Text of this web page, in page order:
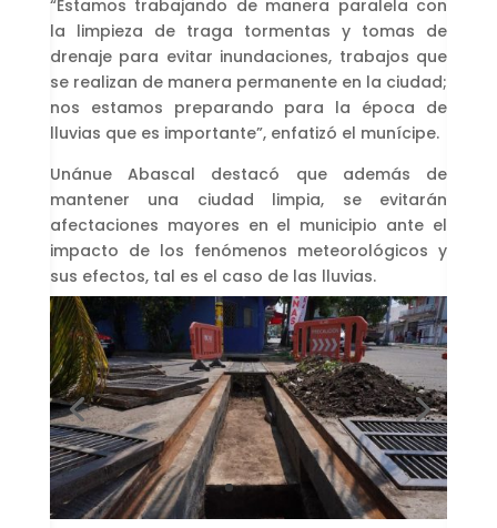
“Estamos trabajando de manera paralela con
la limpieza de traga tormentas y tomas de
drenaje para evitar inundaciones, trabajos que
se realizan de manera permanente en la ciudad;
nos estamos preparando para la época de
lluvias que es importante”, enfatizó el munícipe.
Unánue Abascal destacó que además de
mantener una ciudad limpia, se evitarán
afectaciones mayores en el municipio ante el
impacto de los fenómenos meteorológicos y
sus efectos, tal es el caso de las lluvias.